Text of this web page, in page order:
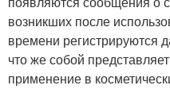
возникших после
времени регистрируются
что же собой
применение в